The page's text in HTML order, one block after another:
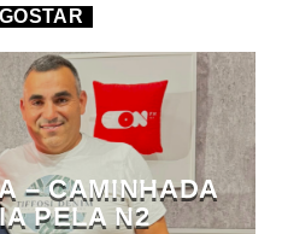
– CAMINHADA
PELA N2